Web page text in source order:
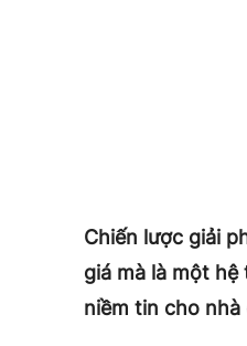
Chiến lược giải
giá mà là một
niềm tin cho nhà